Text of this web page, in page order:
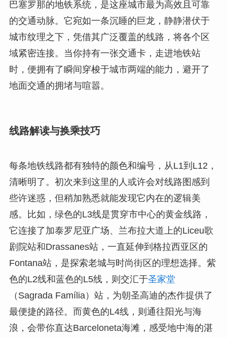
巴塞罗那的地铁系统，是这座城市最为高效且可靠
的交通动脉。它宛如一条沉睡的巨龙，静静潜伏于
城市纹理之下，凭借其广泛覆盖的线路，将各个区
域紧密连接。当你持有一张交通卡，走进地铁站
时，便拥有了瞬间穿梭于城市两端的能力，避开了
地面交通的拥堵与喧嚣。
线路解读与换乘技巧
每条地铁线路都有独特的颜色和编号，从L1到L12，
清晰明了。初次来到这里的人或许会对线路图感到
些许迷惑，但稍加熟悉就能发现它内在的逻辑美
感。比如，绿色的L3线是贯穿市中心的黄金线路，
它连接了加泰罗尼亚广场、兰布拉大道上的Liceu歌
剧院站和Drassanes站，一直延伸到格拉西亚区的
Fontana站，是探索老城与时尚街区的理想选择。紫
色的L2线和蓝色的L5线，则交汇于圣家堂
（Sagrada Família）站，为朝圣高迪的杰作提供了
最便捷的路径。而黄色的L4线，则通往阳光与海
浪，会带你直达Barceloneta海滩，感受地中海的湛